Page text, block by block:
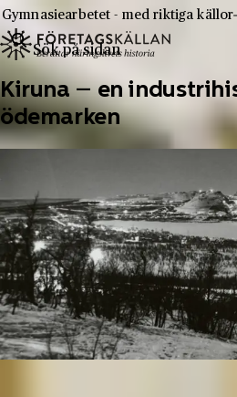
Hoppa till innehåll
Till innehåll
Gymnasiearbetet - med riktiga källor
Sök efter:
Kiruna – en
ödemarken